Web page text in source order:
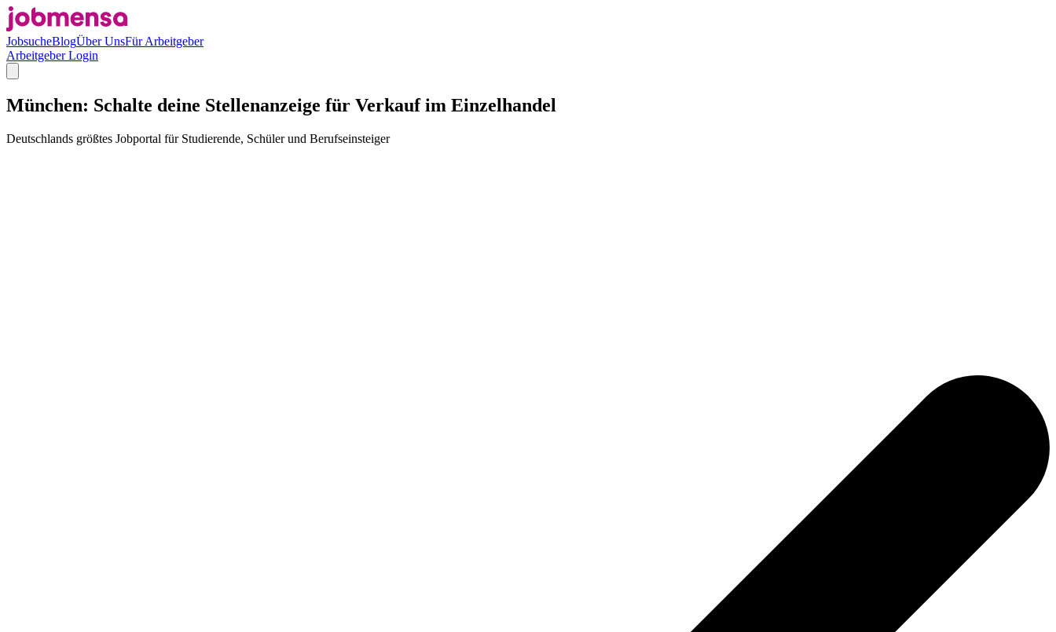
JobsucheBlogÜber UnsFür Arbeitgeber
Arbeitgeber Login
München: Schalte deine Stellenanzeige für Verkauf im Einzelhandel
Deutschlands größtes Jobportal für Studierende, Schüler und Berufseinsteiger